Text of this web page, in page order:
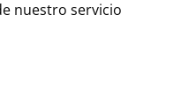
nuestro servicio